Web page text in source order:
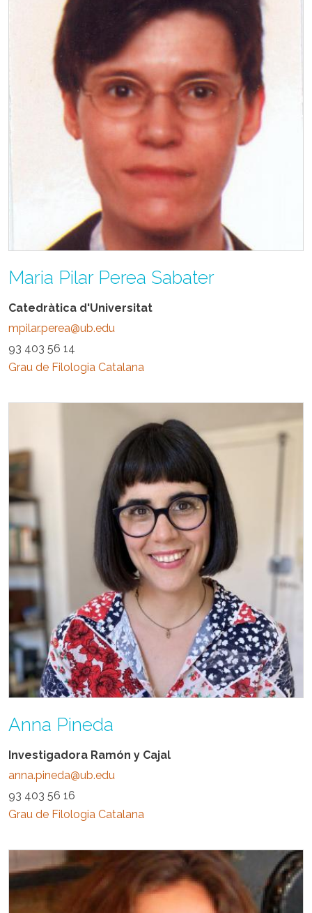
Maria Pilar Perea Sabater
Catedràtica d'Universitat
mpilar.perea@ub.edu
93 403 56 14
Grau de Filologia Catalana
Anna Pineda
Investigadora Ramón y Cajal
anna.pineda@ub.edu
93 403 56 16
Grau de Filologia Catalana